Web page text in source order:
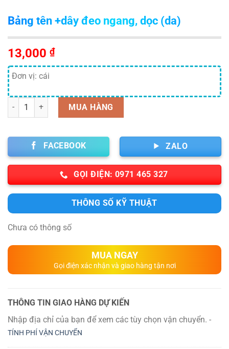
Bảng tên +dây đeo ngang, dọc (da)
13,000 ₫
Đơn vị: cái
Số lượng MUA HÀNG
FACEBOOK ZALO
GỌI ĐIỆN: 0971 465 327
THÔNG SỐ KỸ THUẬT
Chưa có thông số
MUA NGAY
Gọi điện xác nhận và giao hàng tận nơi
THÔNG TIN GIAO HÀNG DỰ KIẾN
Nhập địa chỉ của bạn để xem các tùy chọn vận chuyển. -
TÍNH PHÍ VẬN CHUYỂN